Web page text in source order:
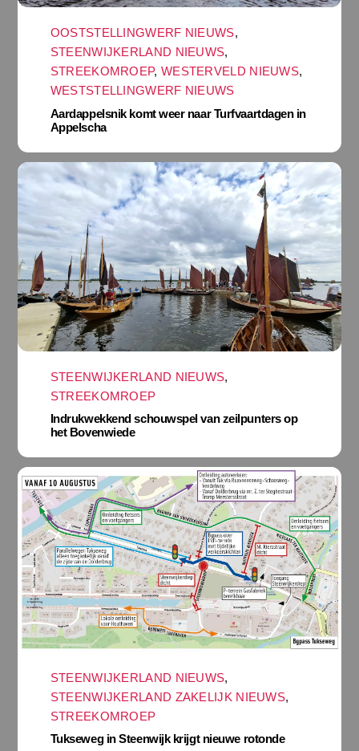
OOSTSTELLINGWERF NIEUWS,
STEENWIJKERLAND NIEUWS,
STREEKOMROEP, WESTERVELD NIEUWS,
WESTSTELLINGWERF NIEUWS
Aardappelsnik komt weer naar Turfvaartdagen in
Appelscha
STEENWIJKERLAND NIEUWS,
STREEKOMROEP
Indrukwekkend schouwspel van zeilpunters op
het Bovenwiede
STEENWIJKERLAND NIEUWS,
STEENWIJKERLAND ZAKELIJK NIEUWS,
STREEKOMROEP
Tukseweg in Steenwijk krijgt nieuwe rotonde